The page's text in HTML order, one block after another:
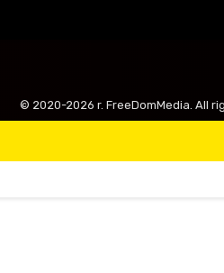
© 2020-2026 r. FreeDomMedia. All